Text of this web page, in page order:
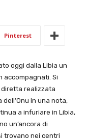
Pinterest
oggi dalla Libia un
accompagnati. Si
realizzata
dell’Onu in una nota,
a infuriare in Libia,
un’ancora di
trovano nei centri